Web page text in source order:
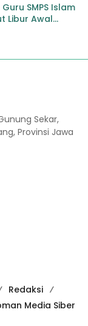
SMPS Islam
Libur Awal
Sekar,
Provinsi Jawa
Redaksi
Media Siber